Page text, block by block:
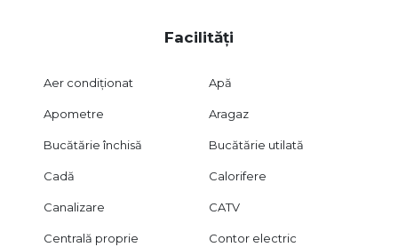
Facilități
Aer condiționat Apă
Apometre Aragaz
Bucătărie închisă Bucătărie utilată
Cadă Calorifere
Canalizare CATV
Centrală proprie Contor electric